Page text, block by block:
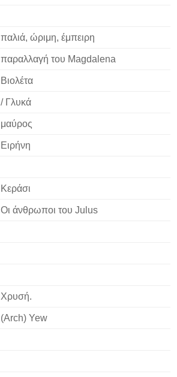
παλιά, ώριμη, έμπειρη
παραλλαγή του Magdalena
Βιολέτα
/ Γλυκά
μαύρος
Ειρήνη
Κεράσι
Οι άνθρωποι του Julus
Χρυσή.
(Arch) Yew